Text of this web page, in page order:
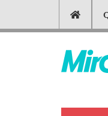
contenu
Main